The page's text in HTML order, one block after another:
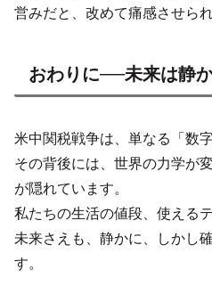
営みだと、改めて痛感させられ
おわりに──未来は静
米中関税戦争は、単なる「数
その背後には、世界の力学が
が隠れています。
私たちの生活の値段、使える
未来さえも、静かに、しかし
す。